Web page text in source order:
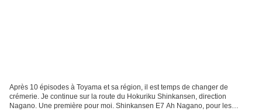
Après 10 épisodes à Toyama et sa région, il est temps de changer de
crémerie. Je continue sur la route du Hokuriku Shinkansen, direction
Nagano. Une première pour moi. Shinkansen E7 Ah Nagano, pour les